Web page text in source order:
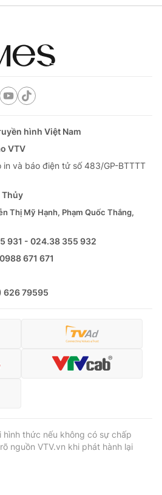
hình Việt Nam
VTV
và báo điện tử số 483/GP-BTTTT
Thủy
Thị Mỹ Hạnh, Phạm Quốc Thắng,
931 - 024.38 355 932
0988 671 671
626 79595
hình thức nếu không có sự chấp
nguồn VTV.vn khi phát hành lại